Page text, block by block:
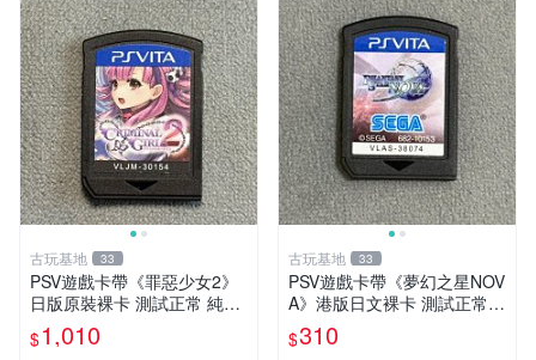
古玩基地 33
PSV遊戲卡帶《罪惡少女2》
日版原裝裸卡 測試正常 純正
日文簡體字顯示 輸出機玩滌
限量嚴選 psv 卡帶 罕有游戲
$1,010
古玩基地 33
PSV遊戲卡帶《夢幻之星NOV
A》港版日文裸卡 測試正常
索尼專用 不退不換 卡帶遊戲
限量收藏 港版 游玩安心
$310